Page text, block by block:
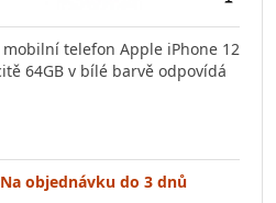
mobilní telefon Apple iPhone 12
64GB v bílé barvě odpovídá
Na objednávku do 3 dnů